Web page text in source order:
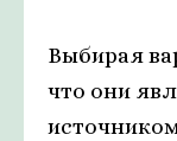
Выбирая
что они